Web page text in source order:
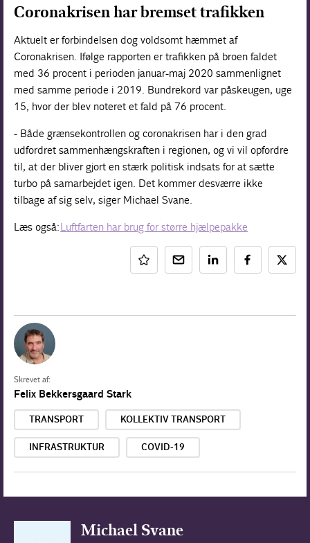
Coronakrisen har bremset trafikken
Aktuelt er forbindelsen dog voldsomt hæmmet af
Coronakrisen. Ifølge rapporten er trafikken på broen faldet
med 36 procent i perioden januar-maj 2020 sammenlignet
med samme periode i 2019. Bundrekord var påskeugen, uge
15, hvor der blev noteret et fald på 76 procent.
- Både grænsekontrollen og coronakrisen har i den grad
udfordret sammenhængskraften i regionen, og vi vil opfordre
til, at der bliver gjort en stærk politisk indsats for at sætte
turbo på samarbejdet igen. Det kommer desværre ikke
tilbage af sig selv, siger Michael Svane.
Læs også:Luftfarten har brug for større hjælpepakke
Skrevet af:
Felix Bekkersgaard Stark
TRANSPORT KOLLEKTIV TRANSPORT
INFRASTRUKTUR COVID-19
Michael Svane